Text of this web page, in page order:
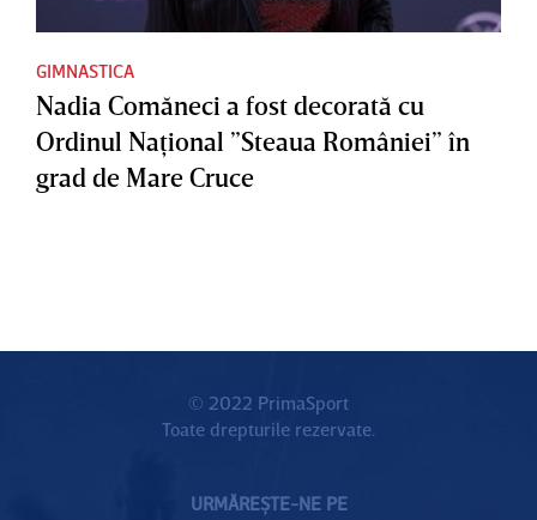
GIMNASTICA
Nadia Comăneci a fost decorată cu
Ordinul Naţional ”Steaua României” în
grad de Mare Cruce
© 2022 PrimaSport
Toate drepturile rezervate.
URMĂREȘTE-NE PE